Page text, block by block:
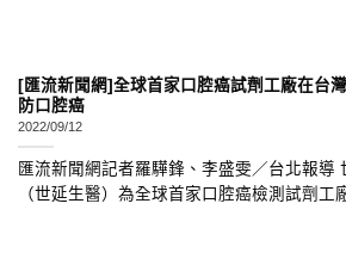
[匯流新聞網]全球首家口腔癌試劑工廠在台
防口腔癌
2022/09/12
匯流新聞網記者羅驊鋒、李盛雯／台北報導
（世延生醫）為全球首家口腔癌檢測試劑工